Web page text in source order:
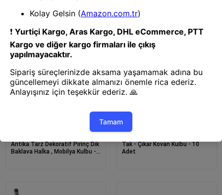
Antika Tarz Dekoratif Pirinç Dik
Baklava Halka , Mobilya Kulbu -
Tak - Çıkar Kovan Kulbu - 10
Adet